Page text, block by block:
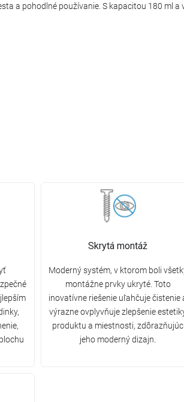
a pohodlné používanie. S kapacitou 180 ml a
Skrytá montáž
Moderný systém, v ktorom boli
montážne prvky ukryté. Toto
inovatívne riešenie uľahčuje čistenie
výrazne ovplyvňuje zlepšenie
produktu a miestnosti, zdôrazňujúc
jeho moderný dizajn.